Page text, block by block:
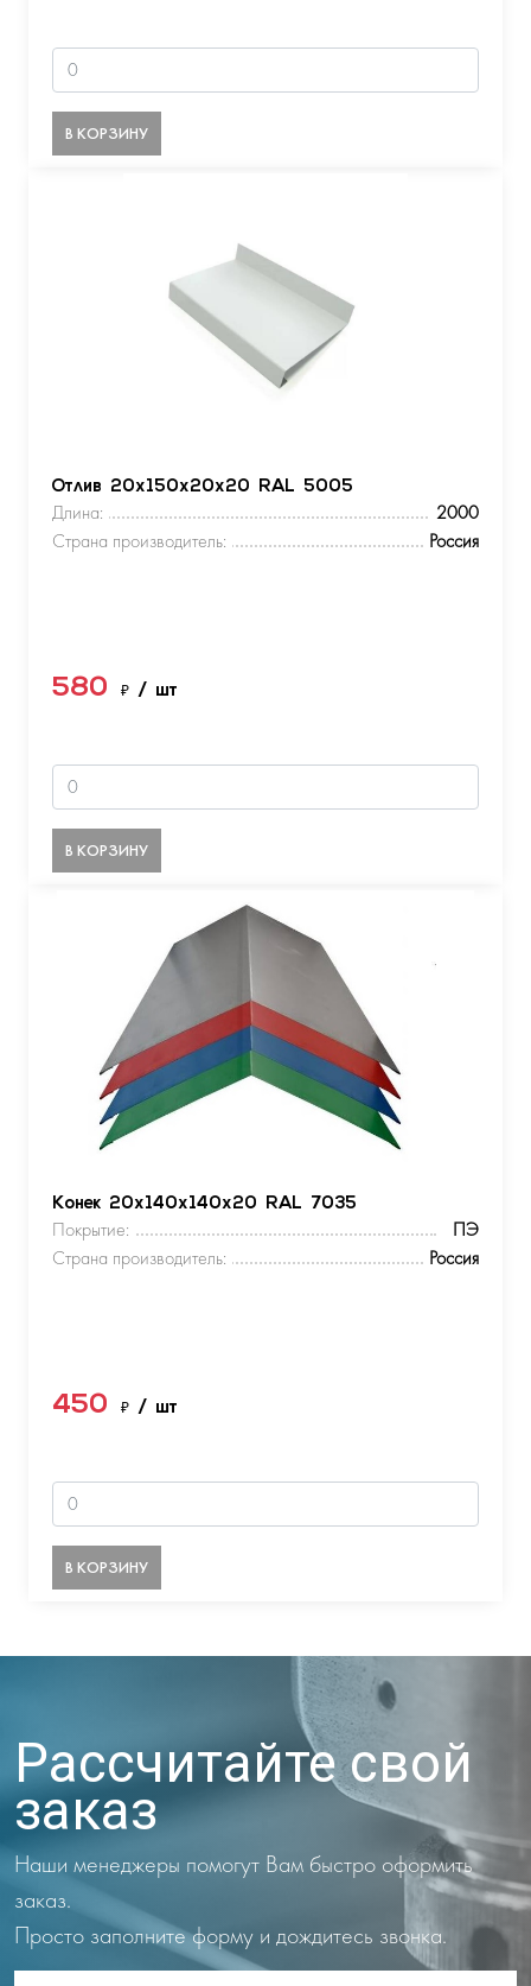
В КОРЗИНУ
Отлив 20х150х20х20 RAL 5005
Длина:
2000
Страна производитель:
Россия
580 ₽ / шт
В КОРЗИНУ
Конек 20х140х140х20 RAL 7035
Покрытие:
ПЭ
Страна производитель:
Россия
450 ₽ / шт
В КОРЗИНУ
Рассчитайте свой
заказ
Наши менеджеры помогут Вам быстро оформить
заказ.
Просто заполните форму и дождитесь звонка.